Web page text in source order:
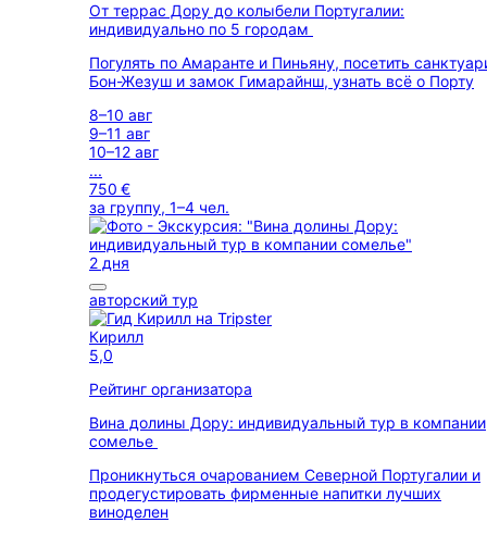
От террас Дору до колыбели Португалии:
индивидуально по 5 городам
Погулять по Амаранте и Пиньяну, посетить
Бон-Жезуш и замок Гимарайнш, узнать всё о Порту
8–10 авг
9–11 авг
10–12 авг
...
750 €
за группу, 1–4 чел.
2 дня
авторский тур
Кирилл
5,0
Рейтинг организатора
Вина долины Дору: индивидуальный тур в компании
сомелье
Проникнуться очарованием Северной Португалии и
продегустировать фирменные напитки лучших
виноделен